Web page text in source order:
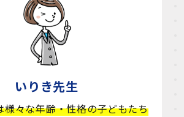
いりき先生
様々な年齢・性格の子どもたち